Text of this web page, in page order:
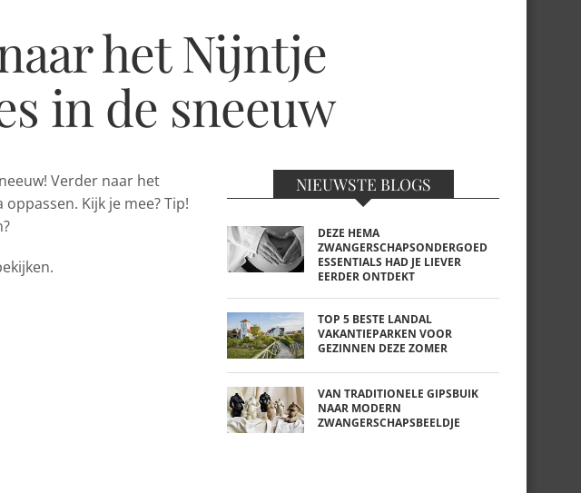
het Nijntje
in de sneeuw
Verder naar het
Kijk je mee? Tip!
NIEUWSTE BLOGS
DEZE HEMA
ZWANGERSCHAPSONDERGOED
ESSENTIALS HAD JE LIEVER
EERDER ONTDEKT
TOP 5 BESTE LANDAL
VAKANTIEPARKEN VOOR
GEZINNEN DEZE ZOMER
VAN TRADITIONELE GIPSBUIK
NAAR MODERN
ZWANGERSCHAPSBEELDJE